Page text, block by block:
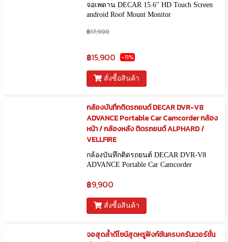
จอเพดาน DECAR 15.6" HD Touch Screen
android Roof Mount Monitor
฿17,900
฿15,900 -11%
สั่งซื้อสินค้า
กล้องบันทึกติดรถยนต์ DECAR DVR-V8
ADVANCE Portable Car Camcorder กล้อง
หน้า / กล้องหลัง ติดรถยนต์ ALPHARD /
VELLFIRE
กล้องบันทึกติดรถยนต์ DECAR DVR-V8
ADVANCE Portable Car Camcorder
฿9,900
สั่งซื้อสินค้า
จอสุดล้ำดีไซน์สุดหรูฟังก์ชันครบครันเวอร์ชั่น